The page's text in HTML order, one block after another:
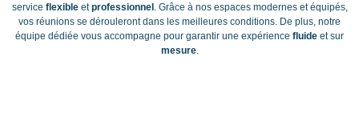
service flexibleetprofessionnel . Grâce à nos espaces modernes et équipés,
vos réunions se dérouleront dans les meilleures conditions. De plus, notre
équipe dédiée vous accompagne pour garantir une expérience fluide et sur
mesure.